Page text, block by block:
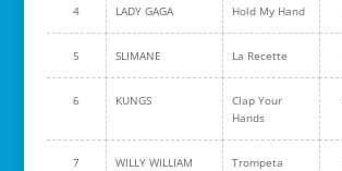
4 LADY GAGA Hold My Hand
5 SLIMANE La Recette
6 KUNGS
Clap Your
Hands
7 WILLY WILLIAM Trompeta